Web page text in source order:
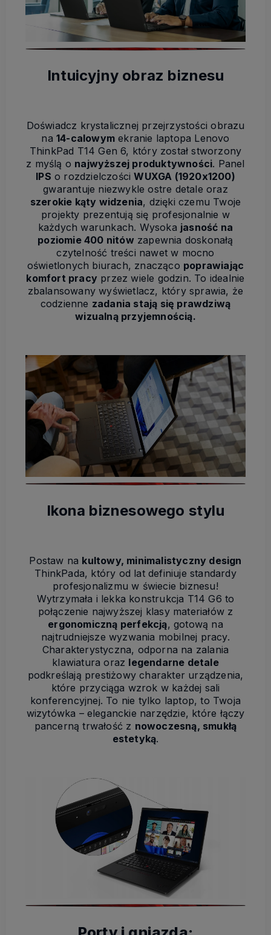
Intuicyjny obraz biznesu
Doświadcz krystalicznej przejrzystości obrazu
na 14-calowym ekranie laptopa Lenovo
ThinkPad T14 Gen 6, który został stworzony
z myślą o najwyższej produktywności. Panel
IPS o rozdzielczościWUXGA (1920x1200)
gwarantuje niezwykle ostre detale oraz
szerokie kąty widzenia, dzięki czemu Twoje
projekty prezentują się profesjonalnie w
każdych warunkach. Wysoka jasność na
poziomie 400 nitówzapewnia doskonałą
czytelność treści nawet w mocno
oświetlonych biurach, znacząco poprawiając
komfort pracy przez wiele godzin. To idealnie
zbalansowany wyświetlacz, który sprawia, że
codzienne zadania stają się prawdziwą
wizualną przyjemnością.
Ikona biznesowego stylu
Postaw na kultowy, minimalistyczny design
ThinkPada, który od lat definiuje standardy
profesjonalizmu w świecie biznesu!
Wytrzymała i lekka konstrukcja T14 G6 to
połączenie najwyższej klasy materiałów z
ergonomiczną perfekcją, gotową na
najtrudniejsze wyzwania mobilnej pracy.
Charakterystyczna, odporna na zalania
klawiatura oraz legendarne detale
podkreślają prestiżowy charakter urządzenia,
które przyciąga wzrok w każdej sali
konferencyjnej. To nie tylko laptop, to Twoja
wizytówka – eleganckie narzędzie, które łączy
pancerną trwałość z nowoczesną, smukłą
estetyką.